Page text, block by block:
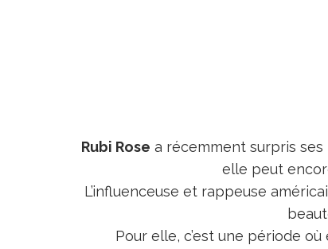
Rubi Rose a récemment surpris
elle peut
L’influenceuse et rappeuse
Pour elle, c’est une période